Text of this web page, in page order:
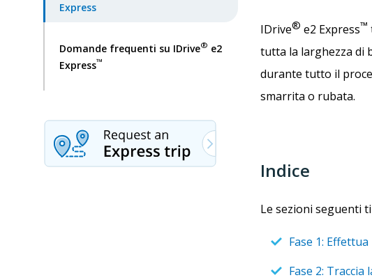
Express
Domande frequenti su IDrive® e2
Express™
IDrive® e2 Express™
tutta la larghezza di
durante tutto il
smarrita o rubata.
Indice
Le sezioni seguenti
Fase 1:
Fase 2: